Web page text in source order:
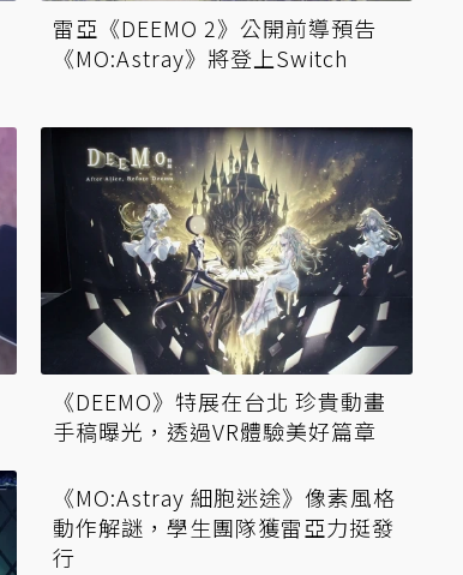
雷亞《DEEMO 2》公開前導預告
《MO:Astray》將登上Switch
《DEEMO》特展在台北 珍貴動畫
手稿曝光，透過VR體驗美好篇章
《MO:Astray 細胞迷途》像素風格
動作解謎，學生團隊獲雷亞力挺發
行